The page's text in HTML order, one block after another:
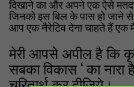
दिखाने का और अपने एक ऐसे
जिनको इस बिल के पास हो जाने
आप एक नैरेटिव देना चाहते हैं एक
मेरी आपसे अपील है कि
सबका विकास ‘ का नारा